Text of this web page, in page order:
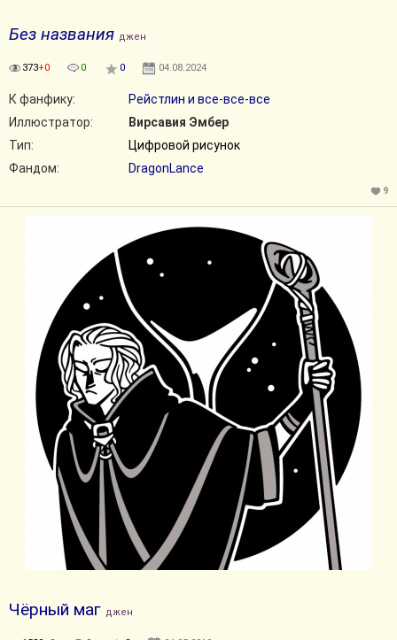
Без названия джен
373+0 0 0 04.08.2024
К фанфику:
Рейстлин и все-все-все
Иллюстратор:
Вирсавия Эмбер
Тип:
Цифровой рисунок
Фандом:
DragonLance
9
Чёрный маг джен